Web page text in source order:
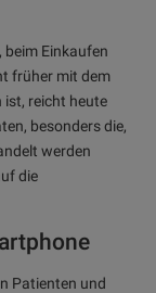
beim Einkaufen
früher mit dem
ist, reicht heute
besonders die,
werden
die
Patienten und